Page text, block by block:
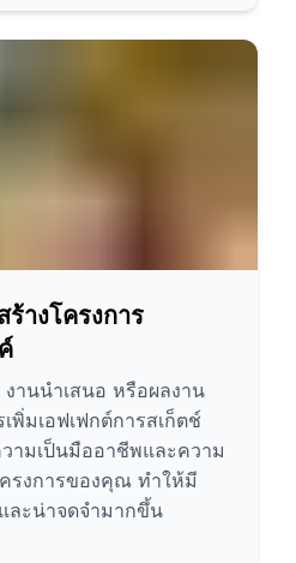
ร้างโครงการ
านนำเสนอ หรือผลงาน
มเอฟเฟกต์การสเก็ตช์
ามเป็นมืออาชีพและความ
รงการของคุณ ทำให้มี
ละน่าจดจำมากขึ้น